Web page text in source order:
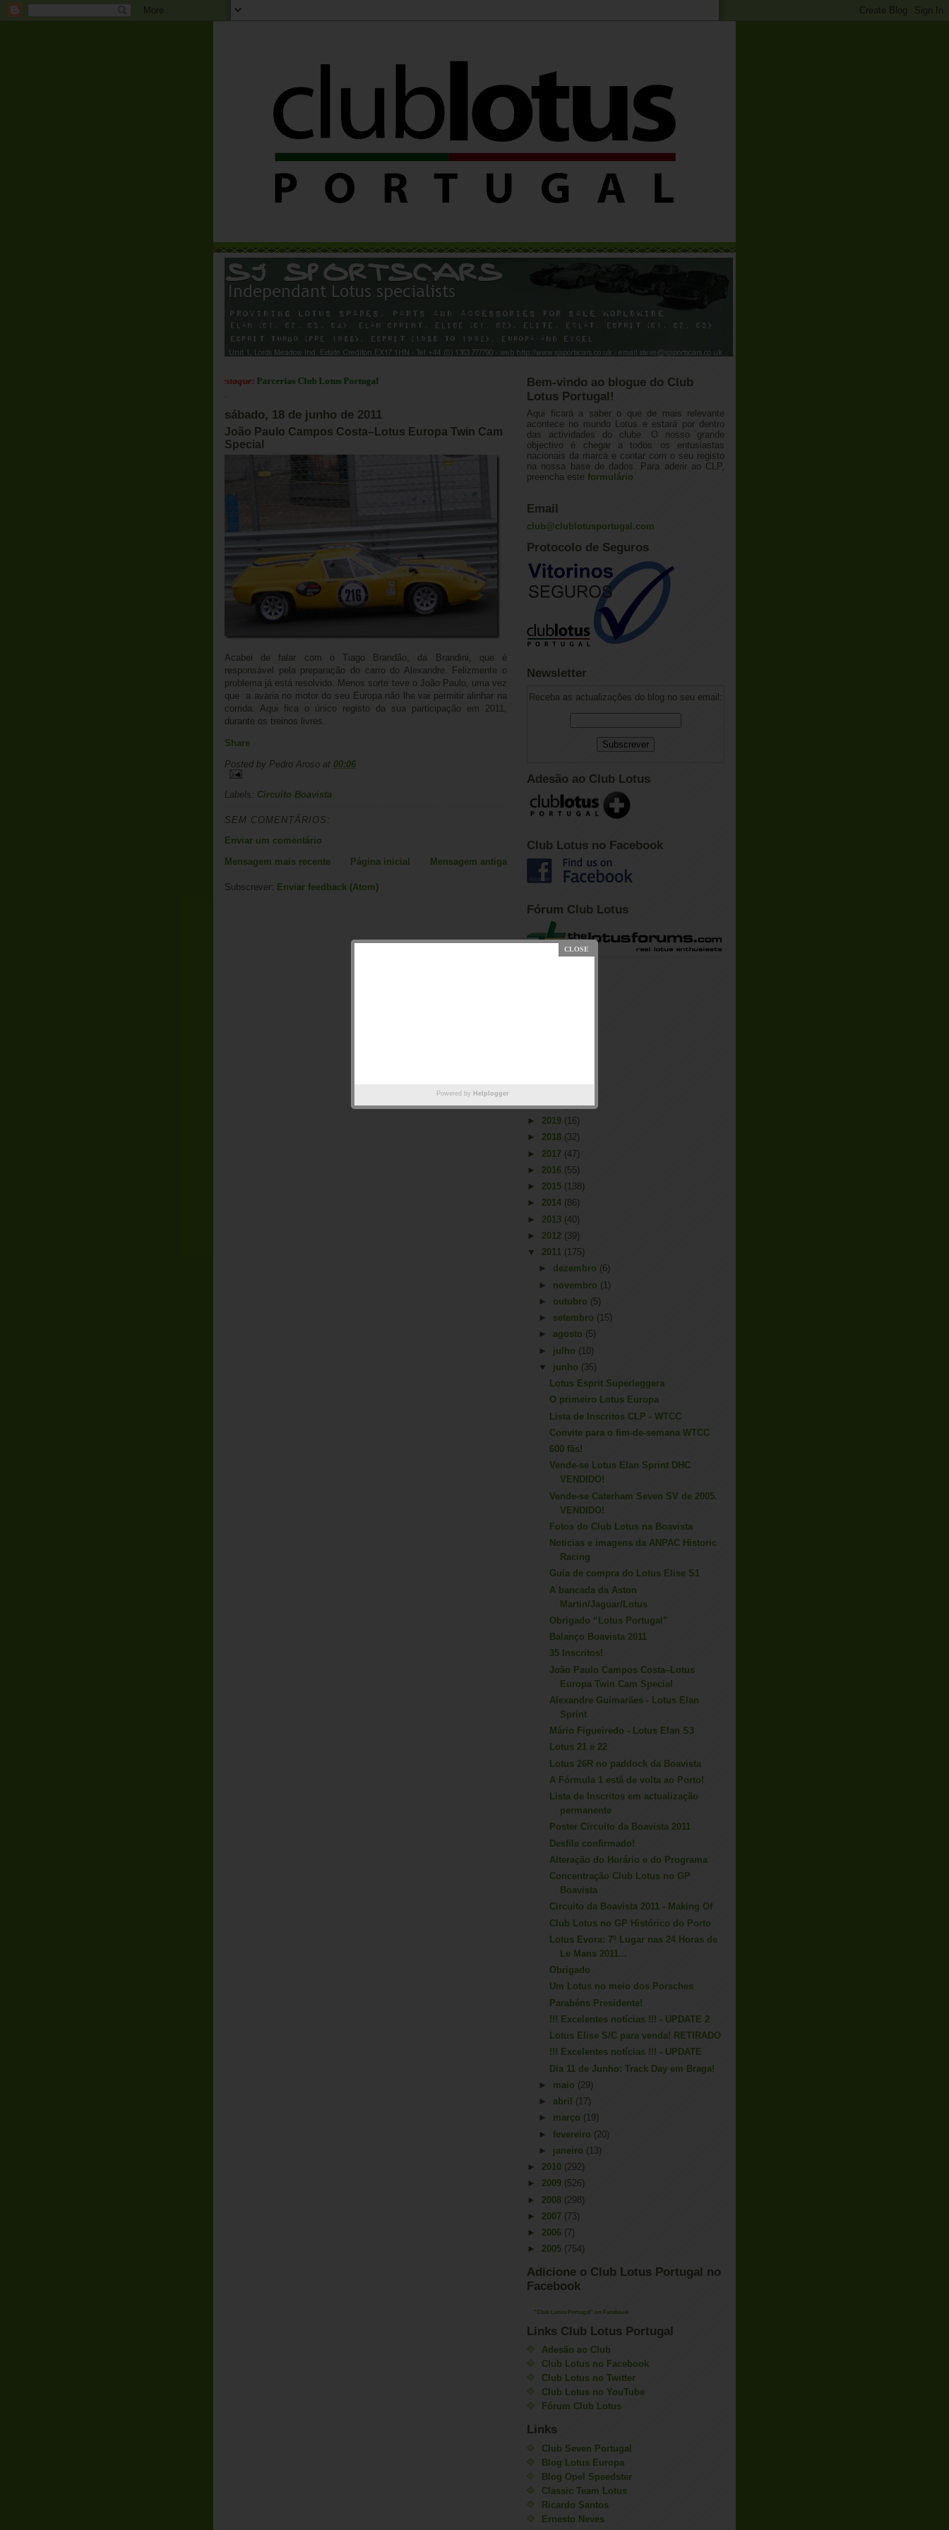
Em Destaque:Parcerias Club Lotus Portugal
sábado, 18 de junho de 2011
João Paulo Campos Costa–Lotus Europa Twin Cam
Special
Acabei de falar com o Tiago Brandão, da Brandini, que é
responsável pela preparação do carro do Alexandre. Felizmente o
problema já está resolvido. Menos sorte teve o João Paulo, uma vez
que a avaria no motor do seu Europa não lhe vai permitir alinhar na
corrida. Aqui fica o único registo da sua participação em 2011,
durante os treinos livres.
Share
Posted by Pedro Aroso at 00:06
Labels: Circuito Boavista
SEM COMENTÁRIOS:
Enviar um comentário
Mensagem mais recente
Mensagem antiga
Página inicial
Subscrever: Enviar feedback (Atom)
Bem-vindo ao blogue do Club
Lotus Portugal!
Aqui ficará a saber o que de mais relevante
acontece no mundo Lotus e estará por dentro
das actividades do clube. O nosso grande
objectivo é chegar a todos os entusiastas
nacionais da marca e contar com o seu registo
na nossa base de dados. Para aderir ao CLP,
preencha este formulário.
Email
club@clublotusportugal.com
Powered by Helplogger
Protocolo de Seguros
Newsletter
Receba as actualizações do blog no seu email:
Adesão ao Club Lotus
Club Lotus no Facebook
Fórum Club Lotus
►2020(31)
► 2019 (16)
► 2018 (32)
► 2017 (47)
► 2016 (55)
► 2015 (138)
► 2014 (86)
► 2013 (40)
► 2012 (39)
▼ 2011 (175)
► dezembro (6)
► novembro (1)
► outubro (5)
► setembro (15)
► agosto (5)
► julho (10)
▼ junho (35)
Lotus Esprit Superleggera
O primeiro Lotus Europa
Lista de Inscritos CLP - WTCC
Convite para o fim-de-semana WTCC
600 fãs!
Vende-se Lotus Elan Sprint DHC
VENDIDO!
Vende-se Caterham Seven SV de 2005.
VENDIDO!
Fotos do Club Lotus na Boavista
Noticias e imagens da ANPAC Historic
Racing
Guia de compra do Lotus Elise S1
A bancada da Aston
Martin/Jaguar/Lotus
Obrigado “Lotus Portugal”
Balanço Boavista 2011
35 Inscritos!
João Paulo Campos Costa–Lotus
Europa Twin Cam Special
Alexandre Guimarães - Lotus Elan
Sprint
Mário Figueiredo - Lotus Elan S3
Lotus 21 e 22
Lotus 26R no paddock da Boavista
A Fórmula 1 está de volta ao Porto!
Lista de Inscritos em actualização
permanente
Poster Circuito da Boavista 2011
Desfile confirmado!
Alteração do Horário e do Programa
Concentração Club Lotus no GP
Boavista
Circuito da Boavista 2011 - Making Of
Club Lotus no GP Histórico do Porto
Lotus Evora: 7º Lugar nas 24 Horas de
Le Mans 2011...
Obrigado
Um Lotus no meio dos Porsches
Parabéns Presidente!
!!! Excelentes notícias !!! - UPDATE 2
Lotus Elise S/C para venda! RETIRADO
!!! Excelentes notícias !!! - UPDATE
Dia 11 de Junho: Track Day em Braga!
► maio (29)
► abril (17)
► março (19)
► fevereiro (20)
► janeiro (13)
► 2010 (292)
► 2009 (526)
► 2008 (298)
► 2007 (73)
► 2006 (7)
► 2005 (754)
Adicione o Club Lotus Portugal no
Facebook
"Club Lotus Portugal" on Facebook
Links Club Lotus Portugal
Adesão ao Club
Club Lotus no Facebook
Club Lotus no Twitter
Club Lotus no YouTube
Fórum Club Lotus
Links
Club Seven Portugal
Blog Lotus Europa
Blog Opel Speedster
Classic Team Lotus
Ricardo Santos
Ernesto Neves